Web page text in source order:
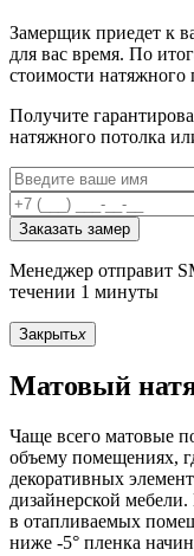
Замерщик приедет к
для вас время. По
стоимости натяжного
Получите
натяжного потолка
Заказать замер
Менеджер отправит
течении 1 минуты
Закрытьx
Матовый
Чаще всего матовые
объему помещениях,
декоративных
дизайнерской
в отапливаемых
ниже -5° пленка